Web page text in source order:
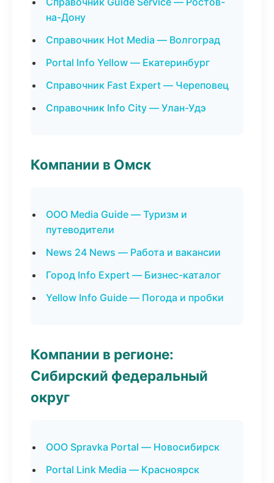
на-Дону
Справочник Hot Media — Волгоград
Portal Info Yellow — Екатеринбург
Справочник Fast Expert — Череповец
Справочник Info City — Улан-Удэ
Компании в Омск
ООО Media Guide — Туризм и
путеводители
News 24 News — Работа и вакансии
Город Info Expert — Бизнес-каталог
Yellow Info Guide — Погода и пробки
Компании в регионе:
Сибирский федеральный
округ
ООО Spravka Portal — Новосибирск
Portal Link Media — Красноярск